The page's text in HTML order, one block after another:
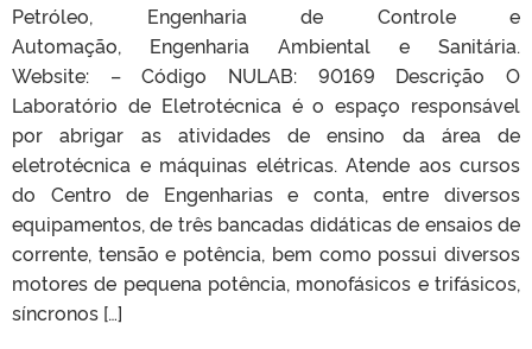
Petróleo, Engenharia de Controle e
Automação, Engenharia Ambiental e Sanitária.
Website: – Código NULAB: 90169 Descrição O
Laboratório de Eletrotécnica é o espaço responsável
por abrigar as atividades de ensino da área de
eletrotécnica e máquinas elétricas. Atende aos cursos
do Centro de Engenharias e conta, entre diversos
equipamentos, de três bancadas didáticas de ensaios de
corrente, tensão e potência, bem como possui diversos
motores de pequena potência, monofásicos e trifásicos,
síncronos […]